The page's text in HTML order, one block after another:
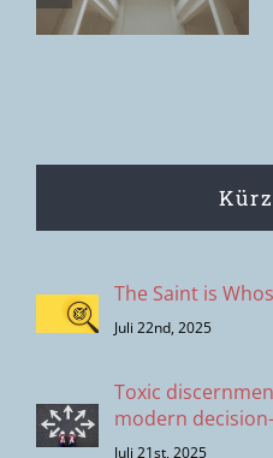
moderner
The Saint is
Juli 22nd, 2025
Toxic
modern
Juli 21st, 2025